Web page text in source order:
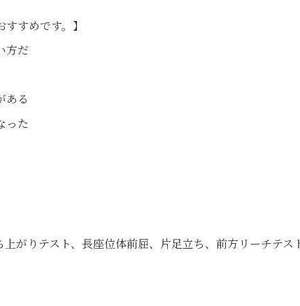
すめです。】
方だ
ある
った
がりテスト、長座位体前屈、片足立ち、前方リーチテ